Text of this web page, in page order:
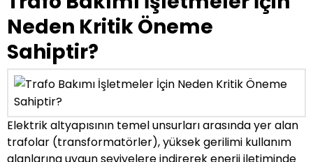
Neden Kritik Öneme
Sahiptir?
Elektrik altyapısının temel unsurları arasında yer alan
trafolar (transformatörler), yüksek gerilimi kullanım